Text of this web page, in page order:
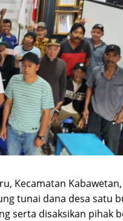
Kecamatan
tunai dana desa satu
serta disaksikan pihak